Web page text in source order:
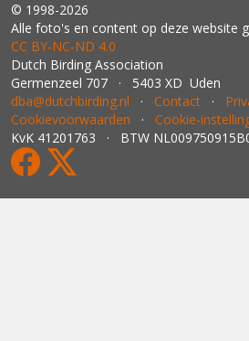
© 1998-2026
Alle foto's en content op deze website
CC BY‑NC‑ND 4.0
Dutch Birding Association
Germenzeel 707 · 5403 XD Uden
dba@dutchbirding.nl · Contact ·
Cookievoorwaarden · Cookie-
KvK 41201763 · BTW